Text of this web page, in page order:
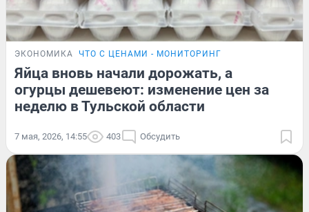
ЭКОНОМИКА ЧТО С ЦЕНАМИ - МОНИТОРИНГ
Яйца вновь начали дорожать, а
огурцы дешевеют: изменение цен за
неделю в Тульской области
7 мая, 2026, 14:55 403 Обсудить